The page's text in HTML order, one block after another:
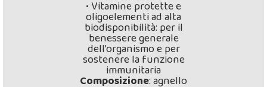
• Vitamine protette e
oligoelementi ad alta
biodisponibilità: per il
benessere generale
dell’organismo e per
sostenere la funzione
immunitaria
Composizione: agnello